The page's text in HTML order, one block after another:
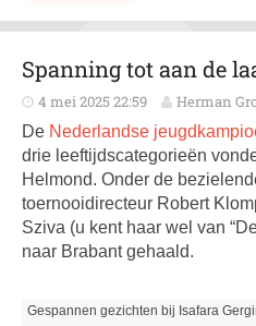
Spanning tot aan de
4 mei 2025 22:59 Herman
De Nederlandse
drie leeftijdscategorieën
Helmond. Onder de
toernooidirecteur Robert
Sziva (u kent haar wel van
naar Brabant gehaald.
Gespannen gezichten bij Isafara